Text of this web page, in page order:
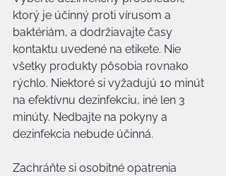
ktorý je účinný proti vírusom a
baktériám, a dodržiavajte časy
kontaktu uvedené na etikete. Nie
všetky produkty pôsobia rovnako
rýchlo. Niektoré si vyžadujú 10 minút
na efektívnu dezinfekciu, iné len 3
minúty. Nedbajte na pokyny a
dezinfekcia nebude účinná.
Zachráňte si osobitné opatrenia